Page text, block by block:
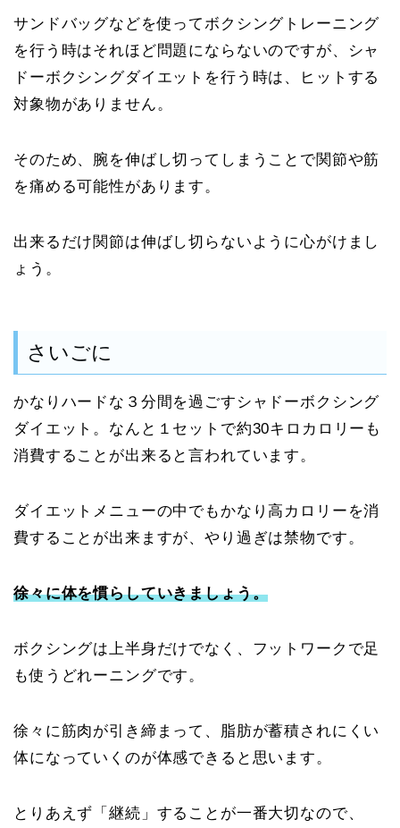
サンドバッグなどを使ってボクシングトレーニング
を行う時はそれほど問題にならないのですが、シャ
ドーボクシングダイエットを行う時は、ヒットする
対象物がありません。
そのため、腕を伸ばし切ってしまうことで関節や筋
を痛める可能性があります。
出来るだけ関節は伸ばし切らないように心がけまし
ょう。
さいごに
かなりハードな３分間を過ごすシャドーボクシング
ダイエット。なんと１セットで約30キロカロリーも
消費することが出来ると言われています。
ダイエットメニューの中でもかなり高カロリーを消
費することが出来ますが、やり過ぎは禁物です。
徐々に体を慣らしていきましょう。
ボクシングは上半身だけでなく、フットワークで足
も使うどれーニングです。
徐々に筋肉が引き締まって、脂肪が蓄積されにくい
体になっていくのが体感できると思います。
とりあえず「継続」することが一番大切なので、